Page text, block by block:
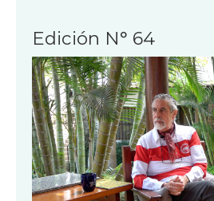
Edición N° 64